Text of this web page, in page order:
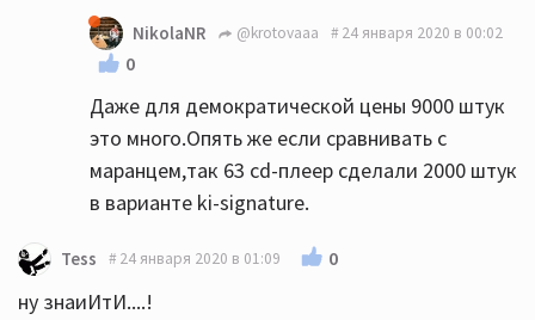
NikolaNR @krotovaaa 24 января 2020 в 00:02
0
Даже для демократической цены 9000 штук
это много.Опять же если сравнивать с
маранцем,так 63 cd-плеер сделали 2000 штук
в варианте ki-signature.
Tess 24 января 2020 в 01:09 0
ну знаиИтИ....!